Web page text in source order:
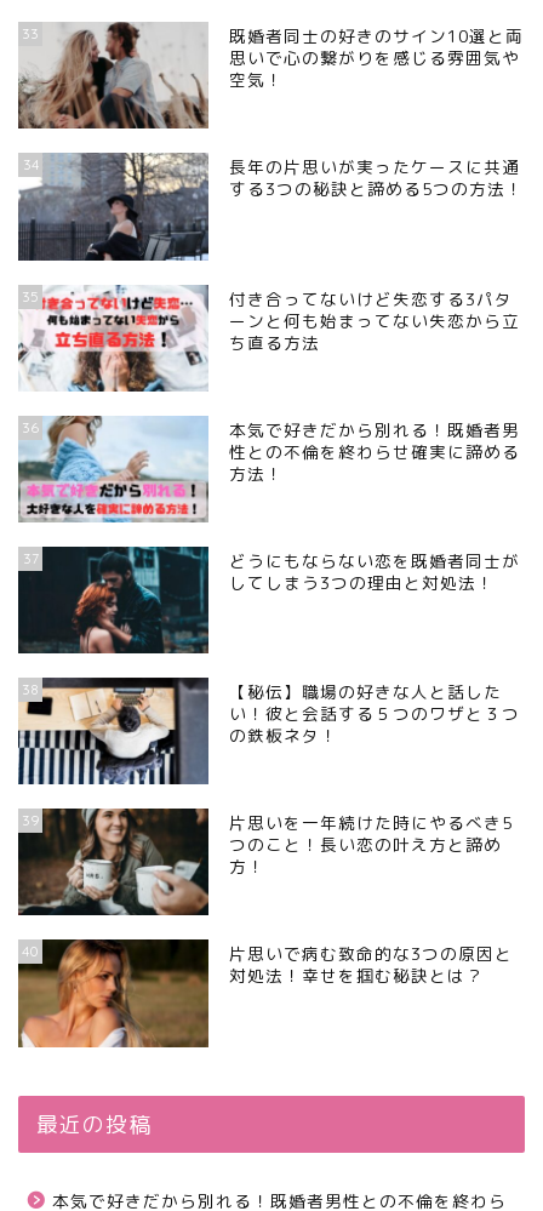
33
既婚者同士の好きのサイン10選と両
思いで心の繋がりを感じる雰囲気や
空気！
34
長年の片思いが実ったケースに共通
する3つの秘訣と諦める5つの方法！
35
付き合ってないけど失恋する3パタ
ーンと何も始まってない失恋から立
ち直る方法
36
本気で好きだから別れる！既婚者男
性との不倫を終わらせ確実に諦める
方法！
37
どうにもならない恋を既婚者同士が
してしまう3つの理由と対処法！
38
【秘伝】職場の好きな人と話した
い！彼と会話する５つのワザと３つ
の鉄板ネタ！
39
片思いを一年続けた時にやるべき5
つのこと！長い恋の叶え方と諦め
方！
40
片思いで病む致命的な3つの原因と
対処法！幸せを掴む秘訣とは？
最近の投稿
本気で好きだから別れる！既婚者男性との不倫を終わら